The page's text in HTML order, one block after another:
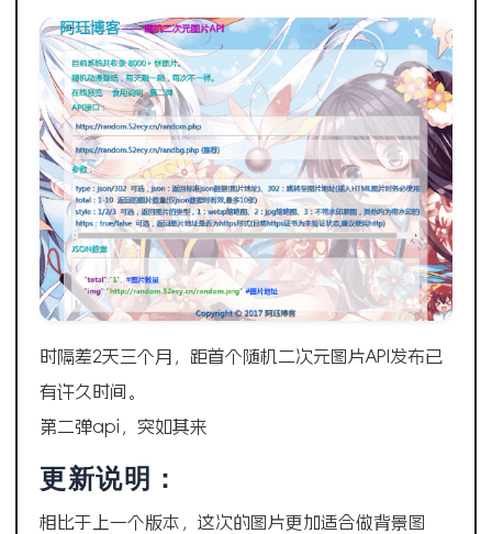
时隔差2天三个月，距首个随机二次元图片API发布已
有许久时间。
第二弹api，突如其来
更新说明：
相比于上一个版本，这次的图片更加适合做背景图